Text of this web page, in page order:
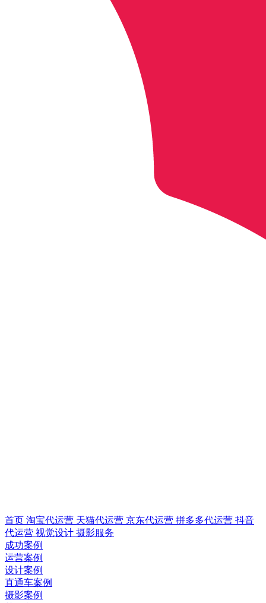
首页 淘宝代运营 天猫代运营 京东代运营 拼多多代运营 抖音
代运营 视觉设计 摄影服务
成功案例
运营案例
设计案例
直通车案例
摄影案例